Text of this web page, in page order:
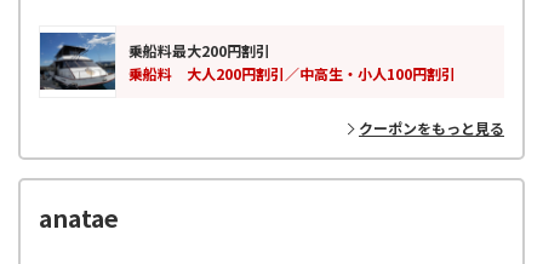
乗船料最大200円割引
乗船料 大人200円割引／中高生・小人100円割引
クーポンをもっと見る
anatae